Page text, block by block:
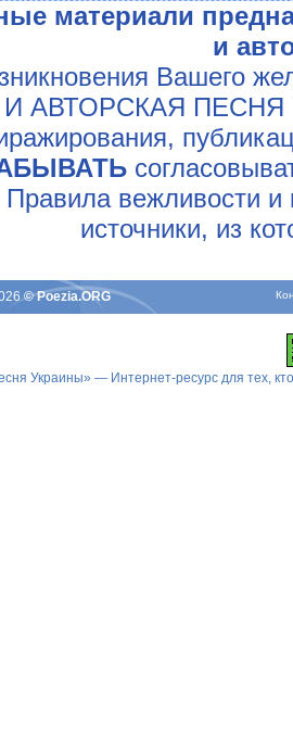
материали
и
Вашего
АВТОРСКАЯ ПЕСНЯ
вежливости и
источники, из
© Poezia.ORG
Украины» — Интернет-ресурс для тех,